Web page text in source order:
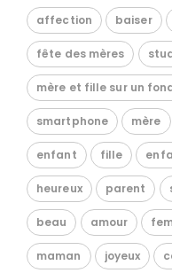
affection baiser
fête des mères
mère et fille sur un
smartphone mère
enfant fille
heureux parent
beau amour
maman joyeux